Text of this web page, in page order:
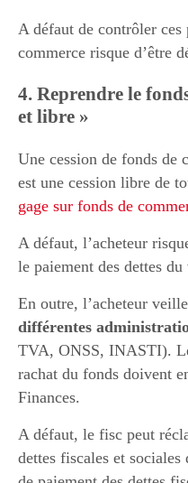
A défaut de contrôler
commerce risque d’être
4. Reprendre le
et libre »
Une cession de fonds de
est une cession libre de
gage sur fonds de
A défaut, l’acheteur
le paiement des dettes du
En outre, l’acheteur
différentes
TVA, ONSS, INASTI).
rachat du fonds doivent
Finances.
A défaut, le fisc peut
dettes fiscales et